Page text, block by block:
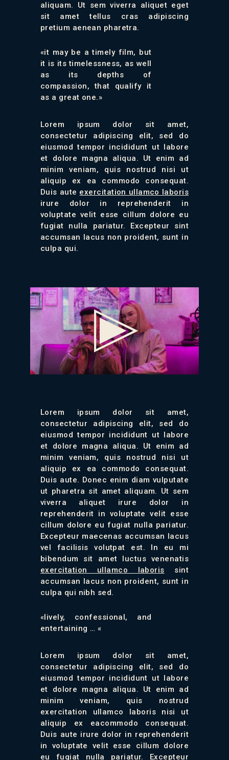
aliquam. Ut sem viverra aliquet eget
sit amet tellus cras adipiscing
pretium aenean pharetra.
«it may be a timely film, but
it is its timelessness, as well
as its depths of
compassion, that qualify it
as a great one.»
Lorem ipsum dolor sit amet,
consectetur adipiscing elit, sed do
eiusmod tempor incididunt ut labore
et dolore magna aliqua. Ut enim ad
minim veniam, quis nostrud nisi ut
aliquip ex ea commodo consequat.
Duis aute exercitation ullamco laboris
irure dolor in reprehenderit in
voluptate velit esse cillum dolore eu
fugiat nulla pariatur. Excepteur sint
accumsan lacus non proident, sunt in
culpa qui.
Lorem ipsum dolor sit amet,
consectetur adipiscing elit, sed do
eiusmod tempor incididunt ut labore
et dolore magna aliqua. Ut enim ad
minim veniam, quis nostrud nisi ut
aliquip ex ea commodo consequat.
Duis aute. Donec enim diam vulputate
ut pharetra sit amet aliquam. Ut sem
viverra aliquet irure dolor in
reprehenderit in voluptate velit esse
cillum dolore eu fugiat nulla pariatur.
Excepteur maecenas accumsan lacus
vel facilisis volutpat est. In eu mi
bibendum sit amet luctus venenatis
exercitation ullamco laboris sint
accumsan lacus non proident, sunt in
culpa qui nibh sed.
«lively, confessional, and
entertaining … «
Lorem ipsum dolor sit amet,
consectetur adipiscing elit, sed do
eiusmod tempor incididunt ut labore
et dolore magna aliqua. Ut enim ad
minim veniam, quis nostrud
exercitation ullamco laboris nisi ut
aliquip ex eacommodo consequat.
Duis aute irure dolor in reprehenderit
in voluptate velit esse cillum dolore
eu fugiat nulla pariatur. Excepteur